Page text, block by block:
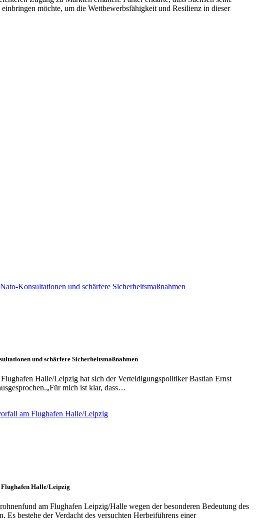
möchte, um die Wettbewerbsfähigkeit und Resilienz in dieser
und schärfere Sicherheitsmaßnahmen
Halle/Leipzig hat sich der Verteidigungspolitiker Bastian Ernst
mich ist klar, dass…
Halle/Leipzig
am Flughafen Leipzig/Halle wegen der besonderen Bedeutung des
Es bestehe der Verdacht des versuchten Herbeiführens einer